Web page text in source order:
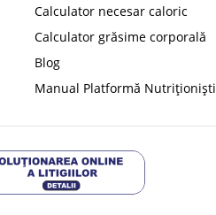
Calculator necesar caloric
Calculator grăsime corporală
Blog
Manual Platformă Nutriționiști